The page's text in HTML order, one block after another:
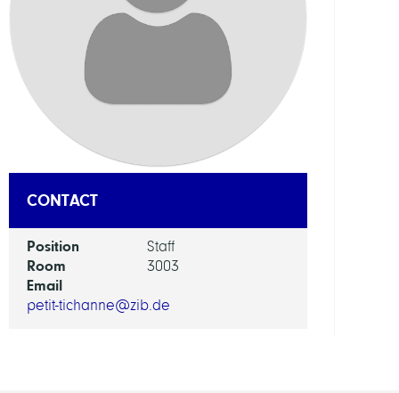
CONTACT
Position Staff
Room 3003
Email
petit-tichanne@zib.de